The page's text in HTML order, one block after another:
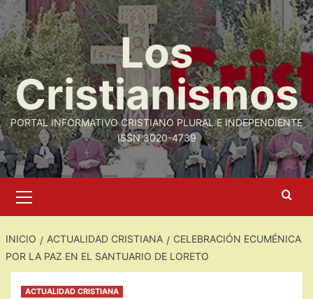
Saltar
al
contenido
Los
Cristianismos
PORTAL INFORMATIVO CRISTIANO PLURAL E INDEPENDIENTE
ISSN 3020-4739
primario
INICIO ACTUALIDAD CRISTIANA
CELEBRACIÓN ECUMÉNICA
POR LA PAZ EN EL SANTUARIO DE LORETO
ACTUALIDAD CRISTIANA